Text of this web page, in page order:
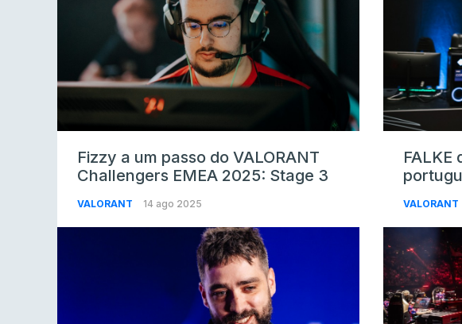
Fizzy a um passo do VALORANT
Challengers EMEA 2025: Stage 3
VALORANT 14 ago 2025
FALKE
VALORANT